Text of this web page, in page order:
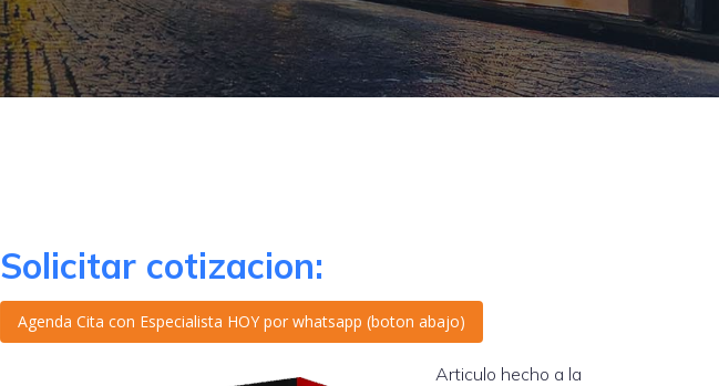
Solicitar cotizacion:
Agenda Cita con Especialista HOY por whatsapp (boton abajo)
Articulo hecho a la